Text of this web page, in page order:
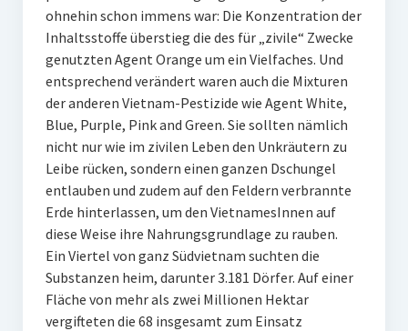
ohnehin schon immens war: Die Konzentration der
Inhaltsstoffe überstieg die des für „zivile“ Zwecke
genutzten Agent Orange um ein Vielfaches. Und
entsprechend verändert waren auch die Mixturen
der anderen Vietnam-Pestizide wie Agent White,
Blue, Purple, Pink and Green. Sie sollten nämlich
nicht nur wie im zivilen Leben den Unkräutern zu
Leibe rücken, sondern einen ganzen Dschungel
entlauben und zudem auf den Feldern verbrannte
Erde hinterlassen, um den VietnamesInnen auf
diese Weise ihre Nahrungsgrundlage zu rauben.
Ein Viertel von ganz Südvietnam suchten die
Substanzen heim, darunter 3.181 Dörfer. Auf einer
Fläche von mehr als zwei Millionen Hektar
vergifteten die 68 insgesamt zum Einsatz